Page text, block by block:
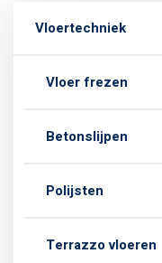
Vloertechniek
Vloer frezen
Betonslijpen
Polijsten
Terrazzo vloeren